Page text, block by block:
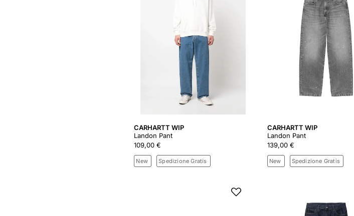
CARHARTT WIP
Landon Pant
109,00 €
New Spedizione Gratis
CARHARTT WIP
Landon Pant
139,00 €
New Spedizione Gratis